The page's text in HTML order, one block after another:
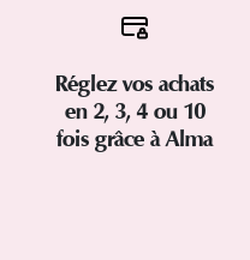
Réglez vos achats
en 2, 3, 4 ou 10
fois grâce à Alma